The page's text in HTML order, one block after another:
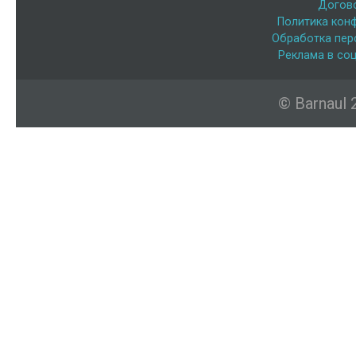
Политика
Обработка
Реклама в
© Barnaul